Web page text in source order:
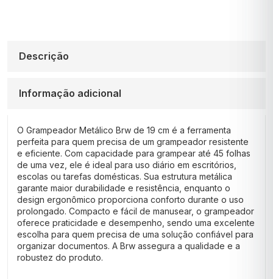
Descrição
Informação adicional
O Grampeador Metálico Brw de 19 cm é a ferramenta
perfeita para quem precisa de um grampeador resistente
e eficiente. Com capacidade para grampear até 45 folhas
de uma vez, ele é ideal para uso diário em escritórios,
escolas ou tarefas domésticas. Sua estrutura metálica
garante maior durabilidade e resistência, enquanto o
design ergonômico proporciona conforto durante o uso
prolongado. Compacto e fácil de manusear, o grampeador
oferece praticidade e desempenho, sendo uma excelente
escolha para quem precisa de uma solução confiável para
organizar documentos. A Brw assegura a qualidade e a
robustez do produto.